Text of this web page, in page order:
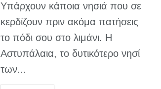
Υπάρχουν κάποια νησιά που σε
κερδίζουν πριν ακόμα πατήσεις
το πόδι σου στο λιμάνι. Η
Αστυπάλαια, το δυτικότερο νησί
των...